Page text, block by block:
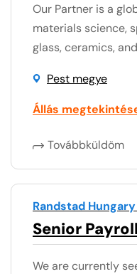
Our Partner is a
materials science,
glass, ceramics,
Pest megye
Állás
Továbbküldöm
Randstad
Senior
We are currently